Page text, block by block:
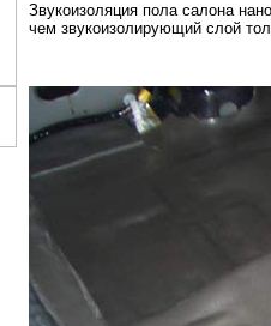
Звукоизоляция пола салона
чем звукоизолирующий слой